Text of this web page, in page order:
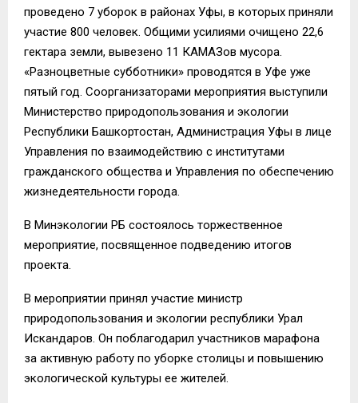
проведено 7 уборок в районах Уфы, в которых приняли
участие 800 человек. Общими усилиями очищено 22,6
гектара земли, вывезено 11 КАМАЗов мусора.
«Разноцветные субботники» проводятся в Уфе уже
пятый год. Соорганизаторами мероприятия выступили
Министерство природопользования и экологии
Республики Башкортостан, Администрация Уфы в лице
Управления по взаимодействию с институтами
гражданского общества и Управления по обеспечению
жизнедеятельности города.
В Минэкологии РБ состоялось торжественное
мероприятие, посвященное подведению итогов
проекта.
В мероприятии принял участие министр
природопользования и экологии республики Урал
Искандаров. Он поблагодарил участников марафона
за активную работу по уборке столицы и повышению
экологической культуры ее жителей.